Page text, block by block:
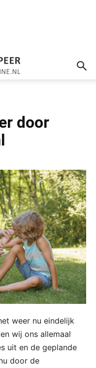
door
weer nu eindelijk
wij ons allemaal
uit en de geplande
door de